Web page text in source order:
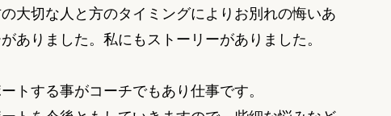
大切な人と方のタイミングによりお別れの悔いあ
ありました。私にもストーリーがありました。
トする事がコーチでもあり仕事です。